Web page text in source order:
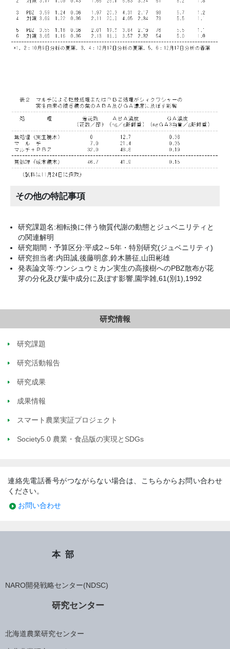
その他の特記事項
研究課題名:相転換に伴う物質代謝の動態とジュベニリティと
の関連解明
研究期間・予算区分:平成2～5年・特別研究(ジュベニリティ)
研究担当者:内田誠,後藤明彦,鈴木勝征,山田彬雄
発表論文等:ウンシュウミカン実生の高接樹へのPBZ散布が花
芽の分化及び葉中成分に及ぼす影響,園学雑,61(別1),1992
研究情報
研究課題
研究活動報告
研究成果
成果情報
スマート農業実証プロジェクト
Society5.0 農業・食品版の実現とSDGs
連絡先電話番号がつながらない場合は、こちらからお問い合わせ
ください。
お問い合わせ
本部
NARO開発戦略センター(NDSC)
研究センター
北海道農業研究センター